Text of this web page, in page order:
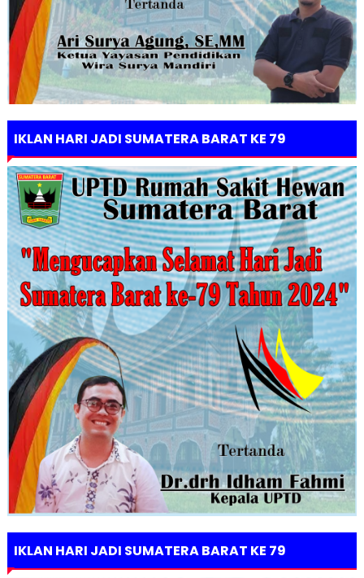
IKLAN HARI JADI SUMATERA BARAT KE 79
IKLAN HARI JADI SUMATERA BARAT KE 79